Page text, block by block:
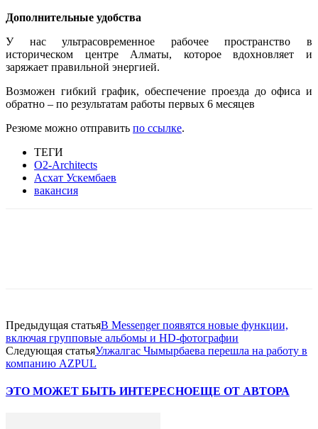
Дополнительные удобства
У нас ультрасовременное рабочее пространство в
историческом центре Алматы, которое вдохновляет и
заряжает правильной энергией.
Возможен гибкий график, обеспечение проезда до офиса и
обратно – по результатам работы первых 6 месяцев
Резюме можно отправить по ссылке.
ТЕГИ
O2-Architects
Асхат Ускембаев
вакансия
Предыдущая статьяВ Messenger появятся новые функции,
включая групповые альбомы и HD-фотографии
Следующая статьяУлжалгас Чымырбаева перешла на работу в
компанию AZPUL
ЭТО МОЖЕТ БЫТЬ ИНТЕРЕСНОЕЩЕ ОТ АВТОРА